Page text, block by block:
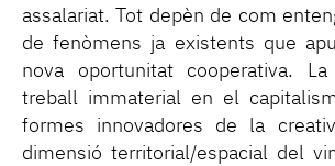
assalariat. Tot depèn de com
de fenòmens ja existents que
nova oportunitat cooperativa.
treball immaterial en el
formes innovadores de la
dimensió territorial/espacial del